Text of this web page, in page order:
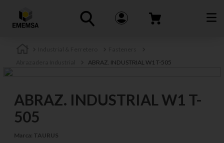
ABRAZ. INDUSTRIAL W1 T-505
ABRAZ. INDUSTRIAL W1 T-
505
Marca: TAURUS